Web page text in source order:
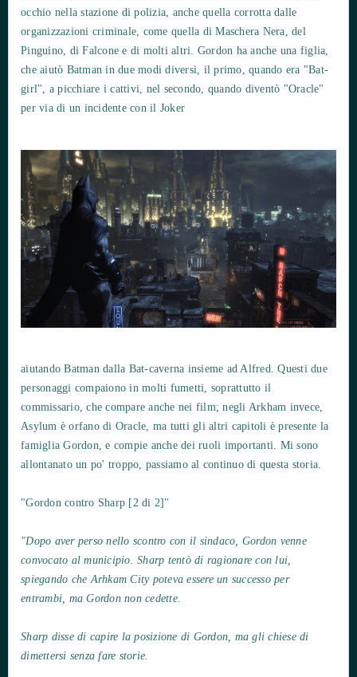
occhio nella stazione di polizia, anche quella corrotta dalle
organizzazioni criminale, come quella di Maschera Nera, del
Pinguino, di Falcone e di molti altri. Gordon ha anche una figlia,
che aiutò Batman in due modi diversi, il primo, quando era "Bat-
girl", a picchiare i cattivi, nel secondo, quando diventò "Oracle"
per via di un incidente con il Joker
aiutando Batman dalla Bat-caverna insieme ad Alfred. Questi due
personaggi compaiono in molti fumetti, soprattutto il
commissario, che compare anche nei film; negli Arkham invece,
Asylum è orfano di Oracle, ma tutti gli altri capitoli è presente la
famiglia Gordon, e compie anche dei ruoli importanti. Mi sono
allontanato un po' troppo, passiamo al continuo di questa storia.
"Gordon contro Sharp [2 di 2]"
"Dopo aver perso nello scontro con il sindaco, Gordon venne
convocato al municipio. Sharp tentò di ragionare con lui,
spiegando che Arhkam City poteva essere un successo per
entrambi, ma Gordon non cedette.
Sharp disse di capire la posizione di Gordon, ma gli chiese di
dimettersi senza fare storie.